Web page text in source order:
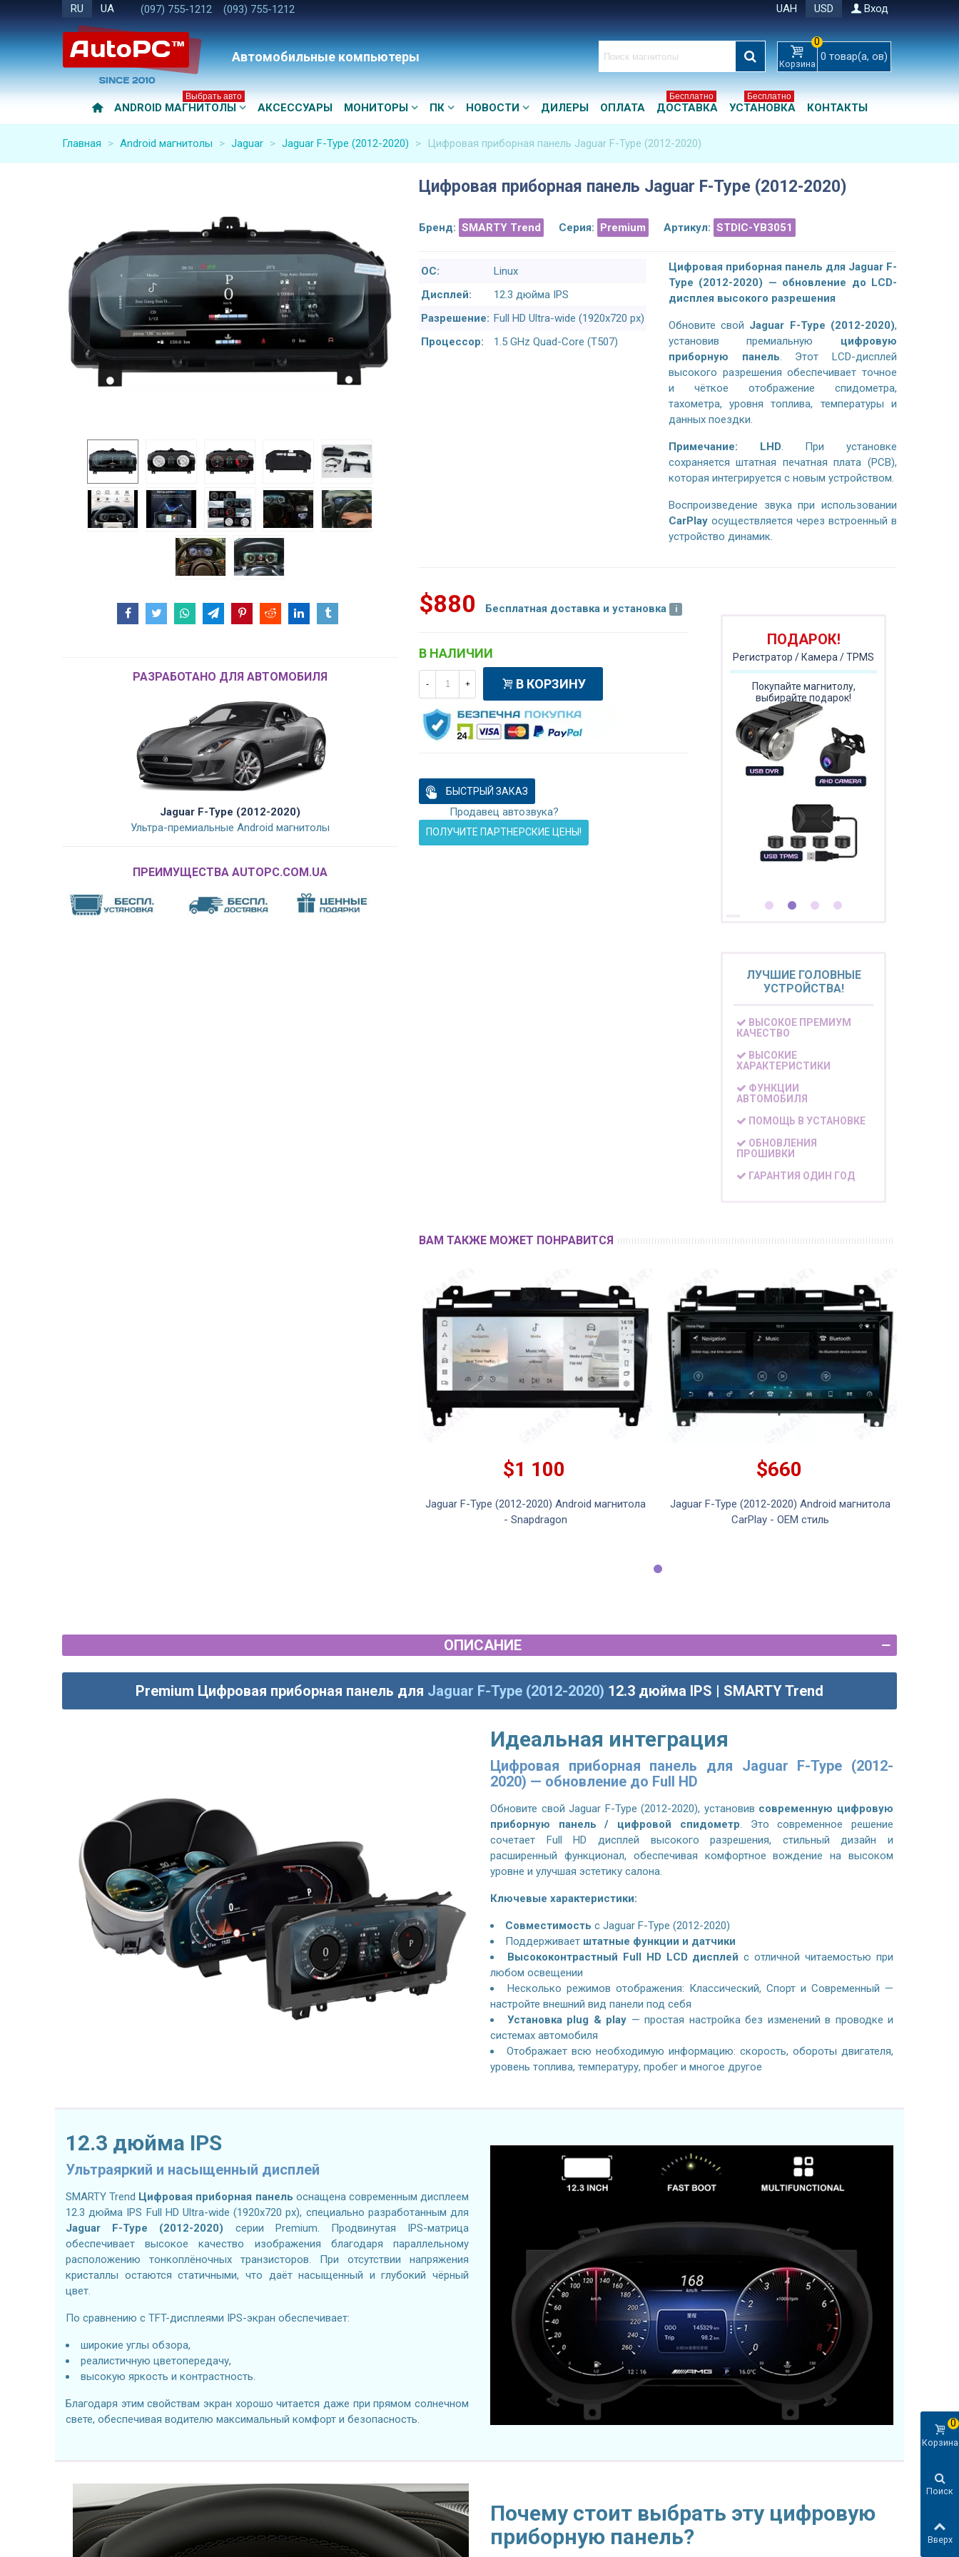
RU UA (097) 755-1212 (093) 755-1212 UAH USD Вход
Автомобильные компьютеры Корзина
0
0 товар(а, ов)
ANDROID МАГНИТОЛЫ
Выбрать авто
АКСЕССУАРЫ МОНИТОРЫ ПК НОВОСТИ ДИЛЕРЫ ОПЛАТА ДОСТАВКА
Бесплатно
УСТАНОВКА
Бесплатно
КОНТАКТЫ
Главная > Android магнитолы > Jaguar > Jaguar F-Type (2012-2020) > Цифровая приборная панель Jaguar F-Type (2012-2020)
РАЗРАБОТАНО ДЛЯ АВТОМОБИЛЯ
Jaguar F-Type (2012-2020)
Ультра-премиальные Android магнитолы
ПРЕИМУЩЕСТВА AUTOPC.COM.UA
Цифровая приборная панель Jaguar F-Type (2012-2020)
Бренд: SMARTY Trend Серия: Premium Артикул: STDIC-YB3051
ОС:
Linux
Дисплей:
12.3 дюйма IPS
Разрешение: Full HD Ultra-wide (1920x720 px)
Процессор:
1.5 GHz Quad-Core (T507)
Цифровая приборная панель для Jaguar F-
Type (2012-2020) — обновление до LCD-
дисплея высокого разрешения
Обновите свой Jaguar F-Type (2012-2020),
установив премиальную цифровую
приборную панель. Этот LCD-дисплей
высокого разрешения обеспечивает точное
и чёткое отображение спидометра,
тахометра, уровня топлива, температуры и
данных поездки.
Примечание: LHD. При установке
сохраняется штатная печатная плата (PCB),
которая интегрируется с новым устройством.
Воспроизведение звука при использовании
CarPlayосуществляется через встроенный в
устройство динамик.
$880 Бесплатная доставка и установка
В НАЛИЧИИ
- + В КОРЗИНУ
БЫСТРЫЙ ЗАКАЗ
Продавец автозвука?
ПОЛУЧИТЕ ПАРТНЕРСКИЕ ЦЕНЫ!
ПОДАРОК!
Регистратор / Камера / TPMS
Покупайте магнитолу,
выбирайте подарок!
ЛУЧШИЕ ГОЛОВНЫЕ
УСТРОЙСТВА!
ВЫСОКОЕ ПРЕМИУМ
КАЧЕСТВО
ВЫСОКИЕ
ХАРАКТЕРИСТИКИ
ФУНКЦИИ
АВТОМОБИЛЯ
ПОМОЩЬ В УСТАНОВКЕ
ОБНОВЛЕНИЯ
ПРОШИВКИ
ГАРАНТИЯ ОДИН ГОД
ВАМ ТАКЖЕ МОЖЕТ ПОНРАВИТСЯ
$1 100
Jaguar F-Type (2012-2020) Android магнитола
- Snapdragon
$660
Jaguar F-Type (2012-2020) Android магнитола
CarPlay - OEM стиль
ОПИСАНИЕ
Premium Цифровая приборная панель для Jaguar F-Type (2012-2020) 12.3 дюйма IPS | SMARTY Trend
Идеальная интеграция
Цифровая приборная панель для Jaguar F-Type (2012-
2020) — обновление до Full HD
Обновите свойJaguar F-Type (2012-2020), установив современную цифровую
приборную панель / цифровой спидометр. Это современное решение
сочетает Full HD дисплей высокого разрешения, стильный дизайн и
расширенный функционал, обеспечивая комфортное вождение на высоком
уровне и улучшая эстетику салона.
Ключевые характеристики:
Совместимость с Jaguar F-Type (2012-2020)
Поддерживает штатные функции и датчики
Высококонтрастный Full HD LCD дисплей с отличной читаемостью при
любом освещении
Несколько режимов отображения: Классический, Спорт и Современный —
настройте внешний вид панели под себя
Установка plug & play — простая настройка без изменений в проводке и
системах автомобиля
Отображает всю необходимую информацию: скорость, обороты двигателя,
уровень топлива, температуру, пробег и многое другое
12.3 дюйма IPS
Ультраяркий и насыщенный дисплей
SMARTY Trend Цифровая приборная панель оснащена современным дисплеем
12.3 дюйма IPS Full HD Ultra-wide (1920x720 px), специально разработанным для
Jaguar F-Type (2012-2020) серии Premium. Продвинутая IPS-матрица
обеспечивает высокое качество изображения благодаря параллельному
расположению тонкоплёночных транзисторов. При отсутствии напряжения
кристаллы остаются статичными, что даёт насыщенный и глубокий чёрный
цвет.
По сравнению с TFT-дисплеями IPS-экран обеспечивает:
широкие углы обзора,
реалистичную цветопередачу,
высокую яркость и контрастность.
Благодаря этим свойствам экран хорошо читается даже при прямом солнечном
свете, обеспечивая водителю максимальный комфорт и безопасность.
Почему стоит выбрать эту цифровую
приборную панель?
Корзина
0
Поиск
Вверх